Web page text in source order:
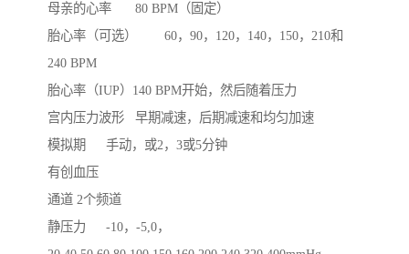
母亲的心率	80 BPM（固定）
胎心率（可选）	60，90，120，140，150，210和
240 BPM
胎心率（IUP）140 BPM开始，然后随着压力
宫内压力波形	早期减速，后期减速和均匀加速
模拟期	手动，或2，3或5分钟
有创血压
通道	2个频道
静压力	-10，-5,0，